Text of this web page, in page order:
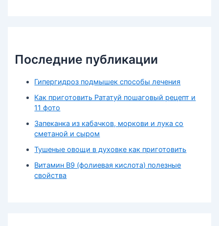
Последние публикации
Гипергидроз подмышек способы лечения
Как приготовить Рататуй пошаговый рецепт и
11 фото
Запеканка из кабачков, моркови и лука со
сметаной и сыром
Тушеные овощи в духовке как приготовить
Витамин В9 (фолиевая кислота) полезные
свойства